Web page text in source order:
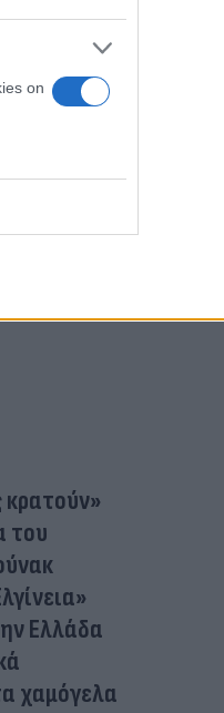
on
δεν
Ηνωμένου
του
Ελλάδα
χαμόγελα